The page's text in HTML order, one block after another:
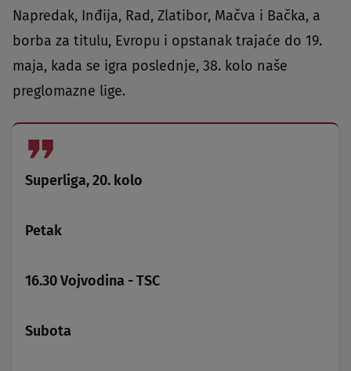
Napredak, Inđija, Rad, Zlatibor, Mačva i Bačka, a
borba za titulu, Evropu i opstanak trajaće do 19.
maja, kada se igra poslednje, 38. kolo naše
preglomazne lige.
Superliga, 20. kolo
Petak
16.30 Vojvodina - TSC
Subota